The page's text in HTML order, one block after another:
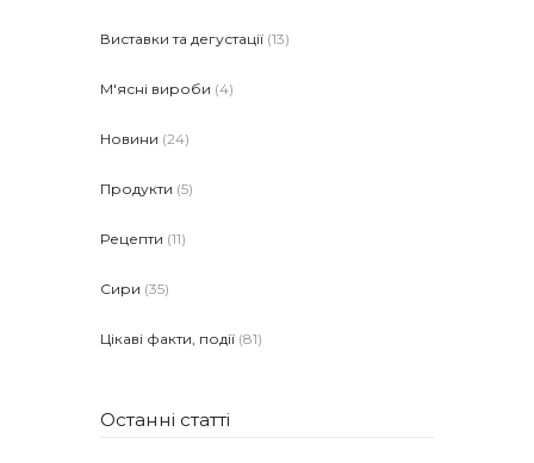
Виставки та дегустації (13)
М'ясні вироби (4)
Новини (24)
Продукти (5)
Рецепти (11)
Сири (35)
Цікаві факти, події (81)
Останні статті